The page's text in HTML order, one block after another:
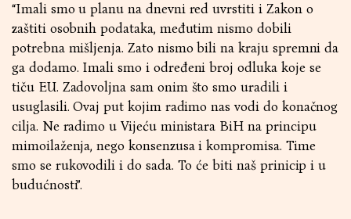
“Imali smo u planu na dnevni red uvrstiti i Zakon o
zaštiti osobnih podataka, međutim nismo dobili
potrebna mišljenja. Zato nismo bili na kraju spremni da
ga dodamo. Imali smo i određeni broj odluka koje se
tiču EU. Zadovoljna sam onim što smo uradili i
usuglasili. Ovaj put kojim radimo nas vodi do konačnog
cilja. Ne radimo u Vijeću ministara BiH na principu
mimoilaženja, nego konsenzusa i kompromisa. Time
smo se rukovodili i do sada. To će biti naš prinicip i u
budućnosti”.